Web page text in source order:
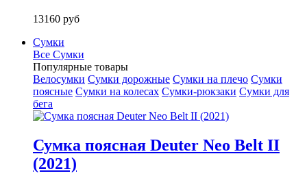
13160 руб
Сумки
Все Сумки
Популярные товары
Велосумки Сумки дорожные Сумки на плечо Сумки
поясные Сумки на колесах Сумки-рюкзаки Сумки для
бега
Сумка поясная Deuter Neo Belt II
(2021)